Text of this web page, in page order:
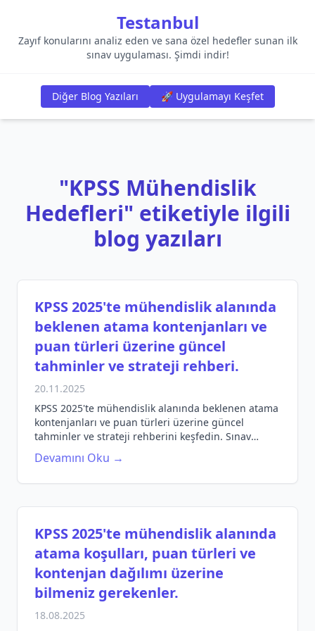
Testanbul
Zayıf konularını analiz eden ve sana özel hedefler sunan ilk
sınav uygulaması. Şimdi indir!
Diğer Blog Yazıları 🚀 Uygulamayı Keşfet
"KPSS Mühendislik
Hedefleri" etiketiyle ilgili
blog yazıları
KPSS 2025'te mühendislik alanında
beklenen atama kontenjanları ve
puan türleri üzerine güncel
tahminler ve strateji rehberi.
20.11.2025
KPSS 2025'te mühendislik alanında beklenen atama
kontenjanları ve puan türleri üzerine güncel
tahminler ve strateji rehberini keşfedin. Sınav
hazırlığınızı güçlendirin!
Devamını Oku →
KPSS 2025'te mühendislik alanında
atama koşulları, puan türleri ve
kontenjan dağılımı üzerine
bilmeniz gerekenler.
18.08.2025